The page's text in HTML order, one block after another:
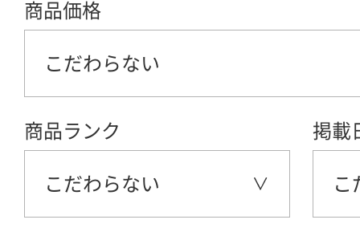
商品価格
こだわらない
商品ランク
こだわらない
掲載
こ